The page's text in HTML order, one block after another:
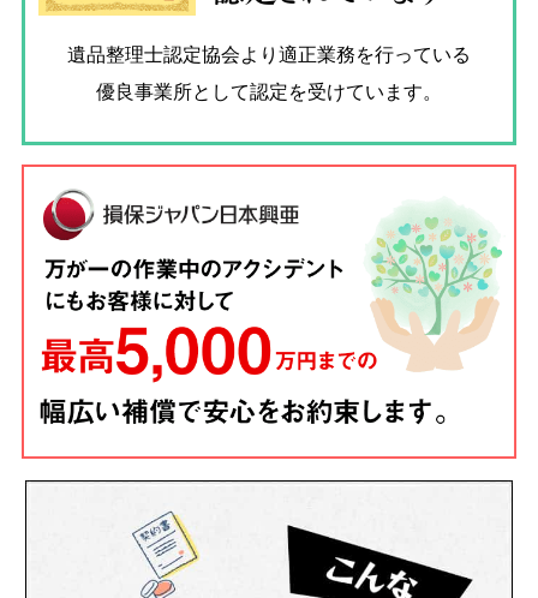
遺品整理士認定協会より適正業務を行っている
優良事業所として認定を受けています。